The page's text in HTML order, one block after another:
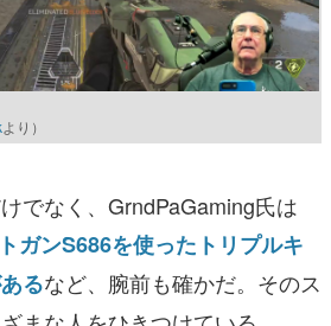
より）
でなく、GrndPaGaming氏は
ガンS686を使ったトリプルキ
るなど、腕前も確かだ。そのス